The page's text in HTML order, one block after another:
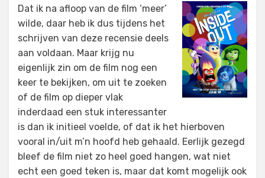
Dat ik na afloop van de film ‘meer’
wilde, daar heb ik dus tijdens het
schrijven van deze recensie deels
aan voldaan. Maar krijg nu
eigenlijk zin om de film nog een
keer te bekijken, om uit te zoeken
of de film op dieper vlak
inderdaad een stuk interessanter
is dan ik initieel voelde, of dat ik het hierboven
vooral in/uit m’n hoofd heb gehaald. Eerlijk gezegd
bleef de film niet zo heel goed hangen, wat niet
echt een goed teken is, maar dat komt mogelijk ook